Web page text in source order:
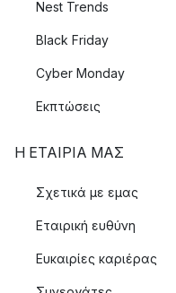
Nest Trends
Black Friday
Cyber Monday
Εκπτώσεις
Η ΕΤΑΊΡΙΑ ΜΑΣ
Σχετικά με εμας
Εταιρική ευθύνη
Ευκαιρίες καριέρας